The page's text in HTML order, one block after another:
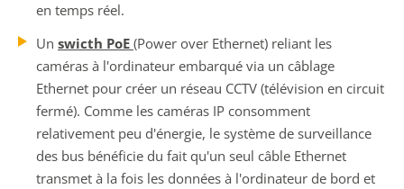
en temps réel.
Un swicth PoE (Power over Ethernet) reliant les
caméras à l'ordinateur embarqué via un câblage
Ethernet pour créer un réseau CCTV (télévision en circuit
fermé). Comme les caméras IP consomment
relativement peu d'énergie, le système de surveillance
des bus bénéficie du fait qu'un seul câble Ethernet
transmet à la fois les données à l'ordinateur de bord et